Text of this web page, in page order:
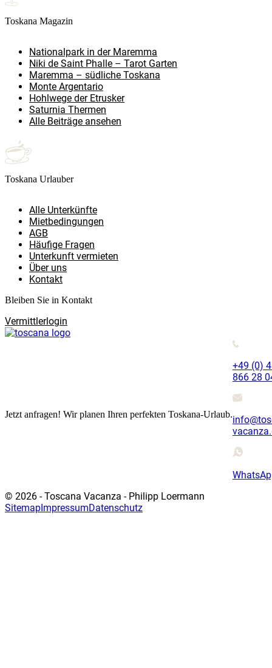
Toskana Magazin
Nationalpark in der Maremma
Niki de Saint Phalle – Tarot Garten
Maremma – südliche Toskana
Monte Argentario
Hohlwege der Etrusker
Saturnia Thermen
Alle Beiträge ansehen
Toskana Urlauber
Alle Unterkünfte
Mietbedingungen
AGB
Häufige Fragen
Unterkunft vermieten
Über uns
Kontakt
Bleiben Sie in Kontakt
Vermittlerlogin
Jetzt anfragen! Wir planen Ihren perfekten Toskana-Urlaub.
+49 (0)
866 28
© 2026 - Toscana Vacanza - Philipp Loermann
SitemapImpressumDatenschutz